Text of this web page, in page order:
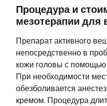
Процедура и
мезотерапии для
Препарат активного
непосредственно в
кожи головы с
При необходимости
обезболивается
кремом. Процедура